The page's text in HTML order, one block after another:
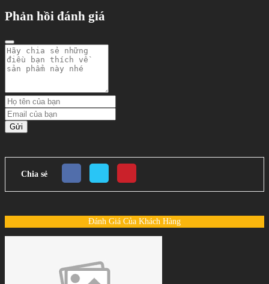
Phản hồi đánh giá
Gửi
Chia sẻ
Đánh Giá Của Khách Hàng